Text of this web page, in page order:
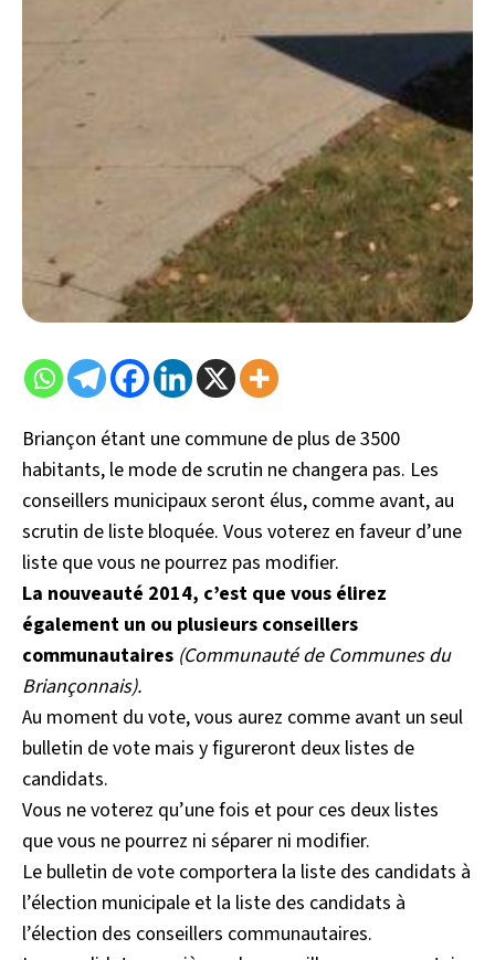
Briançon étant une commune de plus de 3500
habitants, le mode de scrutin ne changera pas. Les
conseillers municipaux seront élus, comme avant, au
scrutin de liste bloquée. Vous voterez en faveur d’une
liste que vous ne pourrez pas modifier.
La nouveauté 2014, c’est que vous élirez
également un ou plusieurs conseillers
communautaires (Communauté de Communes du
Briançonnais).
Au moment du vote, vous aurez comme avant un seul
bulletin de vote mais y figureront deux listes de
candidats.
Vous ne voterez qu’une fois et pour ces deux listes
que vous ne pourrez ni séparer ni modifier.
Le bulletin de vote comportera la liste des candidats à
l’élection municipale et la liste des candidats à
l’élection des conseillers communautaires.